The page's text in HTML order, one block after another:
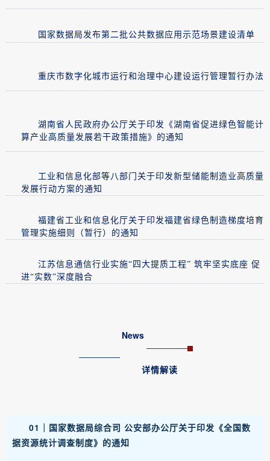
国家数据局发布第二批公共数据应用示范场景建设清单
重庆市数字化城市运行和治理中心建设运行管理暂行办法
湖南省人民政府办公厅关于印发《湖南省促进绿色智能计
算产业高质量发展若干政策措施》的通知
工业和信息化部等八部门关于印发新型储能制造业高质量
发展行动方案的通知
福建省工业和信息化厅关于印发福建省绿色制造梯度培育
管理实施细则（暂行）的通知
江苏信息通信行业实施“四大提质工程” 筑牢坚实底座 促
进“实数”深度融合
News
详情解读
01｜
国家数据局综合司 公安部办公厅关于印发《全国数
据资源统计调查制度》的通知